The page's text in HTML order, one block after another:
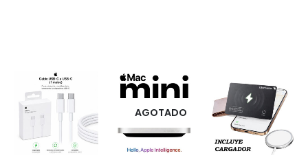
AGOTADO